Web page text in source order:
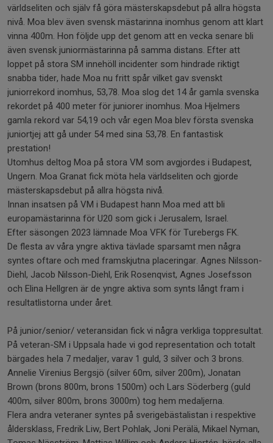
världseliten och själv få göra mästerskapsdebut på allra högsta
nivå. Moa blev även svensk mästarinna inomhus genom att klart
vinna 400m. Hon följde upp det genom att en vecka senare bli
även svensk juniormästarinna på samma distans. Efter att
loppet på stora SM innehöll incidenter som hindrade riktigt
snabba tider, hade Moa nu fritt spår vilket gav svenskt
juniorrekord inomhus, 53,78. Moa slog det 14 år gamla svenska
rekordet på 400 meter för juniorer inomhus. Moa Hjelmers
gamla rekord var 54,19 och vår egen Moa blev första svenska
juniortjej att gå under 54 med sina 53,78. En fantastisk
prestation!
Utomhus deltog Moa på stora VM som avgjordes i Budapest,
Ungern. Moa Granat fick möta hela världseliten och gjorde
mästerskapsdebut på allra högsta nivå.
Innan insatsen på VM i Budapest hann Moa med att bli
europamästarinna för U20 som gick i Jerusalem, Israel.
Efter säsongen 2023 lämnade Moa VFK för Turebergs FK.
De flesta av våra yngre aktiva tävlade sparsamt men några
syntes oftare och med framskjutna placeringar. Agnes Nilsson-
Diehl, Jacob Nilsson-Diehl, Erik Rosenqvist, Agnes Josefsson
och Elina Hellgren är de yngre aktiva som synts långt fram i
resultatlistorna under året.
På junior/senior/ veteransidan fick vi några verkliga toppresultat.
På veteran-SM i Uppsala hade vi god representation och totalt
bärgades hela 7 medaljer, varav 1 guld, 3 silver och 3 brons.
Annelie Virenius Bergsjö (silver 60m, silver 200m), Jonatan
Brown (brons 800m, brons 1500m) och Lars Söderberg (guld
400m, silver 800m, brons 3000m) tog hem medaljerna.
Flera andra veteraner syntes på sverigebästalistan i respektive
åldersklass, Fredrik Liw, Bert Pohlak, Joni Perälä, Mikael Nyman,